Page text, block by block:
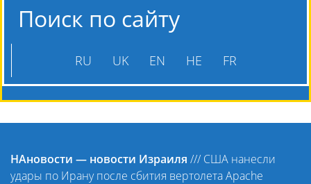
Поиск по сайту
RU UK EN HE FR
НАновости — новости Израиля /// США нанесли
удары по Ирану после сбития вертолета Apache